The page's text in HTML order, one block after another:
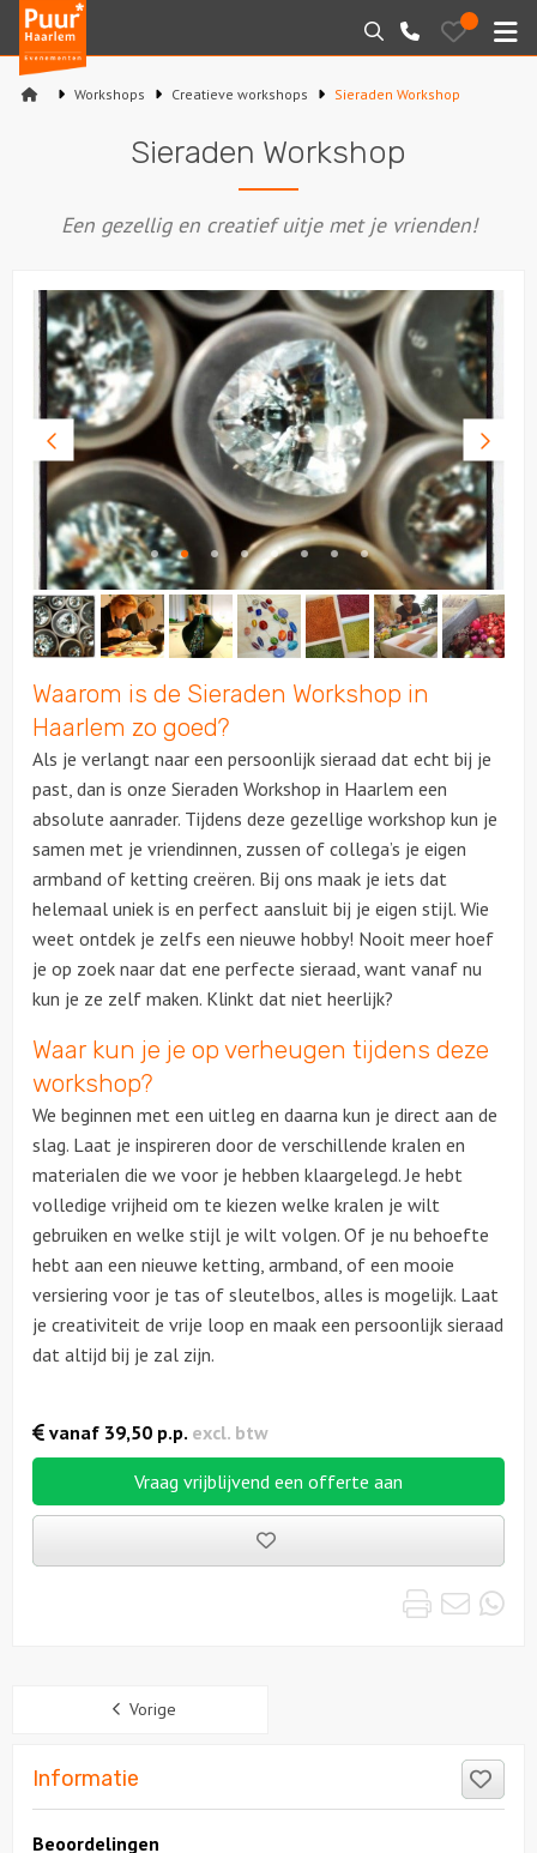
Puur*
Haarlem
bedrijfsuitjes
Zoeken
023-
2210130
Bewaarde
uitjes
Varen
Sport en spel
Workshops
Rondleidingen
Locaties
Feesten
Over ons
Workshops Creatieve workshops Sieraden Workshop
Sieraden Workshop
Een gezellig en creatief uitje met je vrienden!
Vorige
foto
foto
Waarom is de Sieraden Workshop in
Haarlem zo goed?
Als je verlangt naar een persoonlijk sieraad dat echt bij je
past, dan is onze Sieraden Workshop in Haarlem een
absolute aanrader. Tijdens deze gezellige workshop kun je
samen met je vriendinnen, zussen of collega’s je eigen
armband of ketting creëren. Bij ons maak je iets dat
helemaal uniek is en perfect aansluit bij je eigen stijl. Wie
weet ontdek je zelfs een nieuwe hobby! Nooit meer hoef
je op zoek naar dat ene perfecte sieraad, want vanaf nu
kun je ze zelf maken. Klinkt dat niet heerlijk?
Waar kun je je op verheugen tijdens deze
workshop?
We beginnen met een uitleg en daarna kun je direct aan de
slag. Laat je inspireren door de verschillende kralen en
materialen die we voor je hebben klaargelegd. Je hebt
volledige vrijheid om te kiezen welke kralen je wilt
gebruiken en welke stijl je wilt volgen. Of je nu behoefte
hebt aan een nieuwe ketting, armband, of een mooie
versiering voor je tas of sleutelbos, alles is mogelijk. Laat
je creativiteit de vrije loop en maak een persoonlijk sieraad
dat altijd bij je zal zijn.
Vraag vrijblijvend een offerte aan
uitjes
vanaf 39,50 p.p. excl. btw
Print
Vorige
Informatie
Beoordelingen